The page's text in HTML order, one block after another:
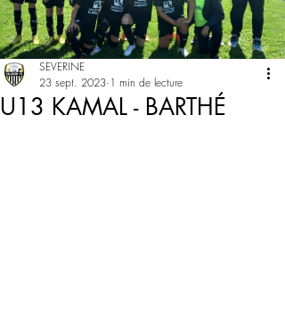
U13 KAMAL - BARTHÉ
SEVERINE
23 sept. 2023 1 min de lecture